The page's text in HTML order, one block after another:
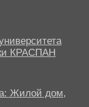
КРАСПАН
Жилой дом,